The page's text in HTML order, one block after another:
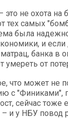
не охота на
тех самых
была
и если
банка в
от
что может не
с "Финиками",
сейчас тоже
и у НБУ повод